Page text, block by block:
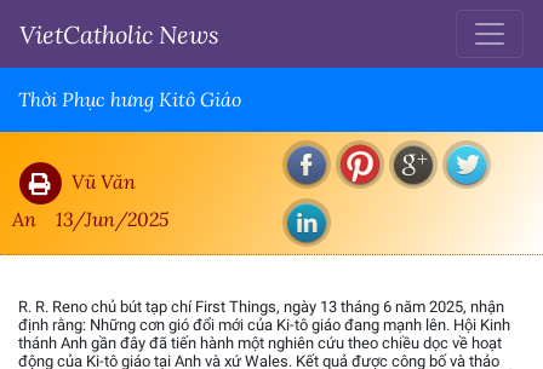
VietCatholic News
Thời Phục hưng Kitô Giáo
Vũ Văn
An
13/Jun/2025
R. R. Reno chủ bút tạp chí First Things, ngày 13 tháng 6 năm 2025, nhận
định rằng: Những cơn gió đổi mới của Ki-tô giáo đang mạnh lên. Hội Kinh
thánh Anh gần đây đã tiến hành một nghiên cứu theo chiều dọc về hoạt
động của Ki-tô giáo tại Anh và xứ Wales. Kết quả được công bố và thảo